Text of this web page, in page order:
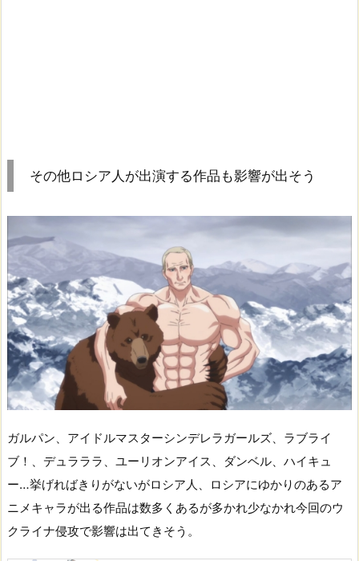
その他ロシア人が出演する作品も影響が出そう
ガルパン、アイドルマスターシンデレラガールズ、ラブライ
ブ！、デュラララ、ユーリオンアイス、ダンベル、ハイキュ
ー…挙げればきりがないがロシア人、ロシアにゆかりのあるア
ニメキャラが出る作品は数多くあるが多かれ少なかれ今回のウ
クライナ侵攻で影響は出てきそう。